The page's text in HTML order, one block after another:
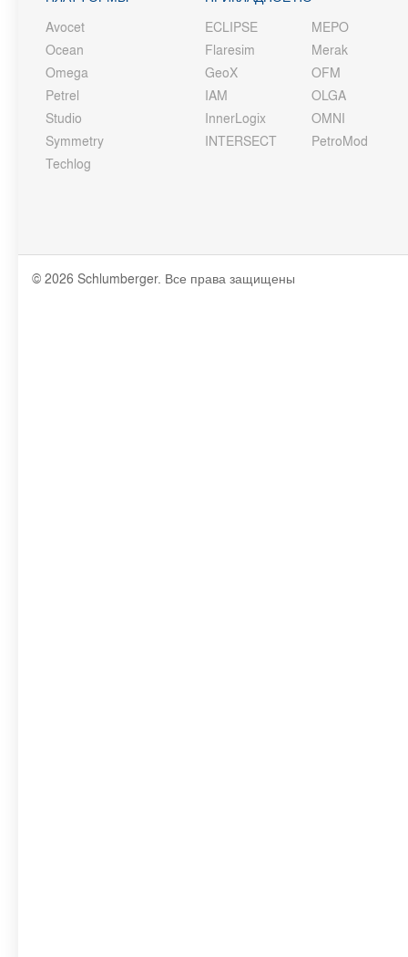
Avocet
Ocean
Omega
Petrel
Studio
Symmetry
Techlog
ECLIPSE
Flaresim
GeoX
IAM
InnerLogix
INTERSECT
MEPO
Merak
OFM
OLGA
OMNI
PetroMod
© 2026 Schlumberger. Все права защищены